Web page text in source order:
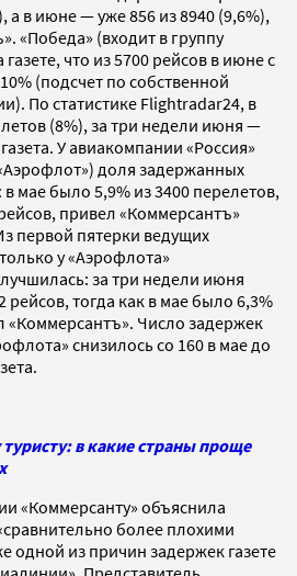
а в июне — уже 856 из 8940 (9,6%),
«Победа» (входит в группу
что из 5700 рейсов в июне с
(подсчет по собственной
По статистике Flightradar24, в
(8%), за три недели июня —
У авиакомпании «Россия»
доля задержанных
мае было 5,9% из 3400 перелетов,
привел «Коммерсантъ»
первой пятерки ведущих
у «Аэрофлота»
за три недели июня
рейсов, тогда как в мае было 6,3%
«Коммерсантъ». Число задержек
снизилось со 160 в мае до
в какие страны проще
«Коммерсанту» объяснила
более плохими
одной из причин задержек газете